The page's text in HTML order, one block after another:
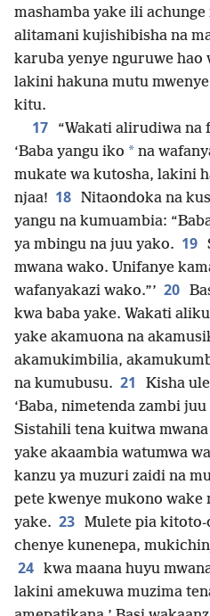
mashamba yake ili
alitamani kujishibisha na
karuba yenye nguruwe hao
lakini hakuna mutu
kitu.
17
“Wakati alirudiwa na
‘Baba yangu iko * na
mukate wa kutosha, lakini
njaa! 18 Nitaondoka na
yangu na kumuambia:
ya mbingu na juu yako. 19
mwana wako. Unifanye
wafanyakazi wako.”’ 20
kwa baba yake. Wakati
yake akamuona na
akamukimbilia,
na kumubusu. 21
Kisha
‘Baba, nimetenda zambi
Sistahili tena kuitwa mwana
yake akaambia watumwa
kanzu ya muzuri zaidi na
pete kwenye mukono wake
yake. 23 Mulete pia kitoto-
chenye kunenepa,
24 kwa maana huyu
lakini amekuwa muzima